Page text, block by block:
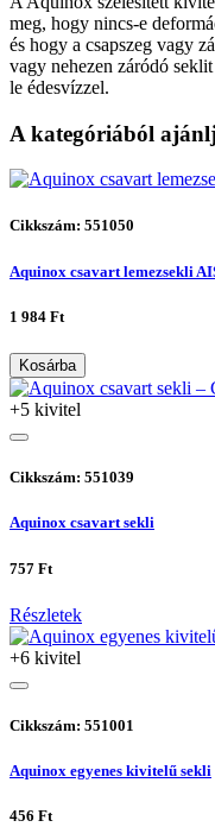
meg, hogy nincs-e
és hogy a csapszeg vagy
vagy nehezen záródó
le édesvízzel.
A kategóriából
Cikkszám: 551050
Aquinox csavart lemezsekli
1 984 Ft
Kosárba
+5 kivitel
Cikkszám: 551039
Aquinox csavart sekli
757 Ft
Részletek
+6 kivitel
Cikkszám: 551001
Aquinox egyenes kivitelű sekli
456 Ft